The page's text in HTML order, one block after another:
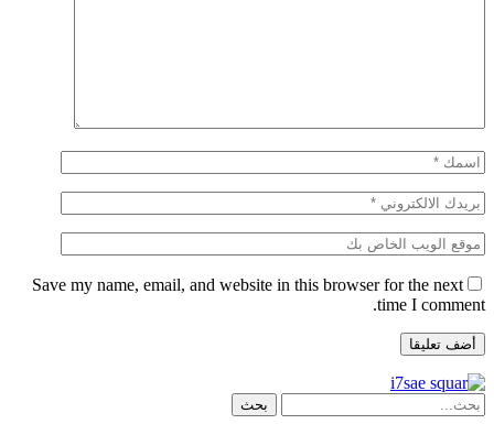
Save my name, email, and website in this browser for the next
time I comment.